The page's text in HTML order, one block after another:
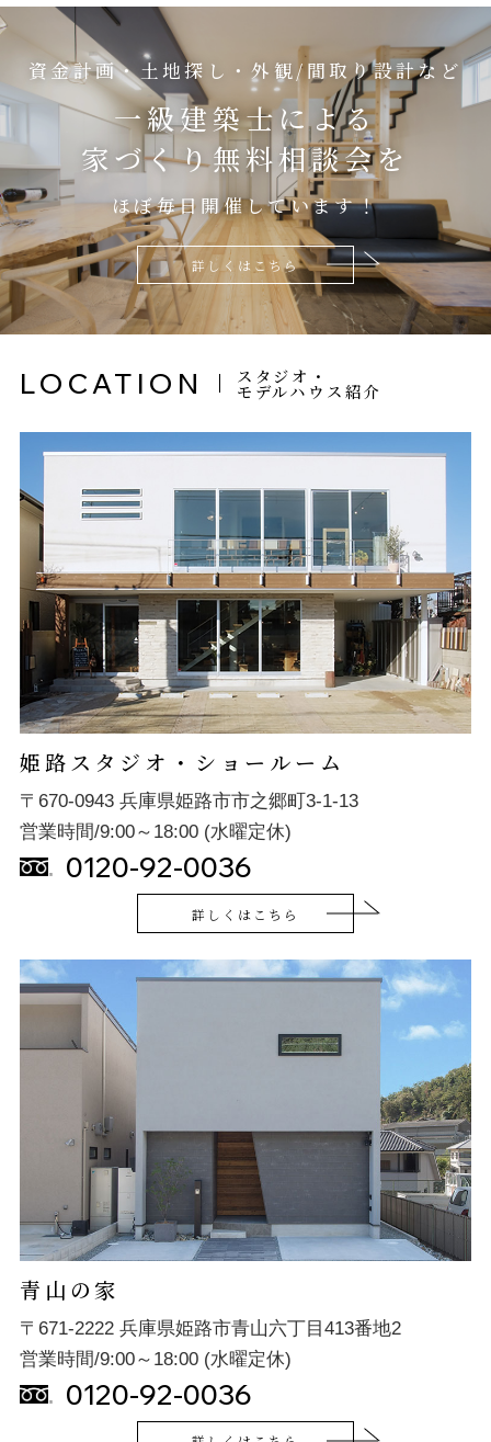
資金計画・土地探し・外観/間取り設計など
一級建築士による
家づくり無料相談会を
ほぼ毎日開催しています！
詳しくはこちら
LOCATION スタジオ・
モデルハウス紹介
姫路スタジオ・ショールーム
〒670-0943 兵庫県姫路市市之郷町3-1-13
営業時間/9:00～18:00 (水曜定休)
0120-92-0036
詳しくはこちら
青山の家
〒671-2222 兵庫県姫路市青山六丁目413番地2
営業時間/9:00～18:00 (水曜定休)
0120-92-0036